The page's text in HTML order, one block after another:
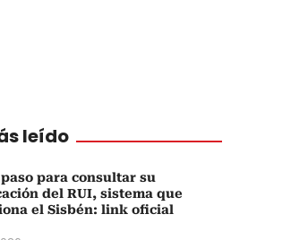
leído
paso para consultar su
del RUI, sistema que
el Sisbén: link oficial